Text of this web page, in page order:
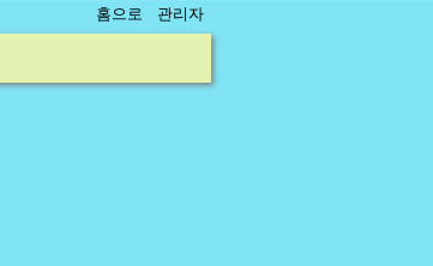
홈으로 관리자